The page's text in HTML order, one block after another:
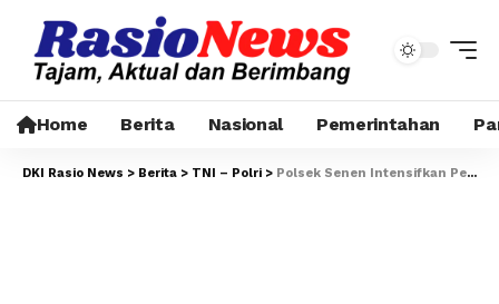
Home Berita Nasional Pemerintahan
DKI Rasio News > Berita > TNI – Polri > Polsek Senen Intensifkan Pengaturan Lalu Lintas Pagi dan Sore, Arus Kendaraan Tetap Lancar